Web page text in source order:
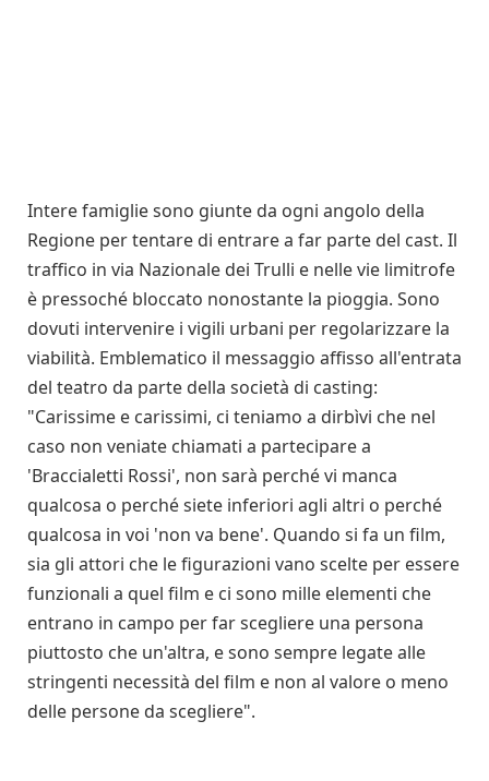
Intere famiglie sono giunte da ogni angolo della
Regione per tentare di entrare a far parte del cast. Il
traffico in via Nazionale dei Trulli e nelle vie limitrofe
è pressoché bloccato nonostante la pioggia. Sono
dovuti intervenire i vigili urbani per regolarizzare la
viabilità. Emblematico il messaggio affisso all'entrata
del teatro da parte della società di casting:
"Carissime e carissimi, ci teniamo a dirbìvi che nel
caso non veniate chiamati a partecipare a
'Braccialetti Rossi', non sarà perché vi manca
qualcosa o perché siete inferiori agli altri o perché
qualcosa in voi 'non va bene'. Quando si fa un film,
sia gli attori che le figurazioni vano scelte per essere
funzionali a quel film e ci sono mille elementi che
entrano in campo per far scegliere una persona
piuttosto che un'altra, e sono sempre legate alle
stringenti necessità del film e non al valore o meno
delle persone da scegliere".